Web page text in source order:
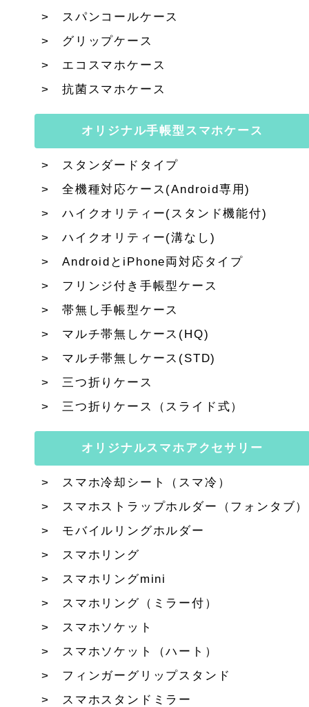
スパンコールケース
グリップケース
エコスマホケース
抗菌スマホケース
オリジナル手帳型スマホケース
スタンダードタイプ
全機種対応ケース(Android専用)
ハイクオリティー(スタンド機能付)
ハイクオリティー(溝なし)
AndroidとiPhone両対応タイプ
フリンジ付き手帳型ケース
帯無し手帳型ケース
マルチ帯無しケース(HQ)
マルチ帯無しケース(STD)
三つ折りケース
三つ折りケース（スライド式）
オリジナルスマホアクセサリー
スマホ冷却シート（スマ冷）
スマホストラップホルダー（フォンタブ）
モバイルリングホルダー
スマホリング
スマホリングmini
スマホリング（ミラー付）
スマホソケット
スマホソケット（ハート）
フィンガーグリップスタンド
スマホスタンドミラー